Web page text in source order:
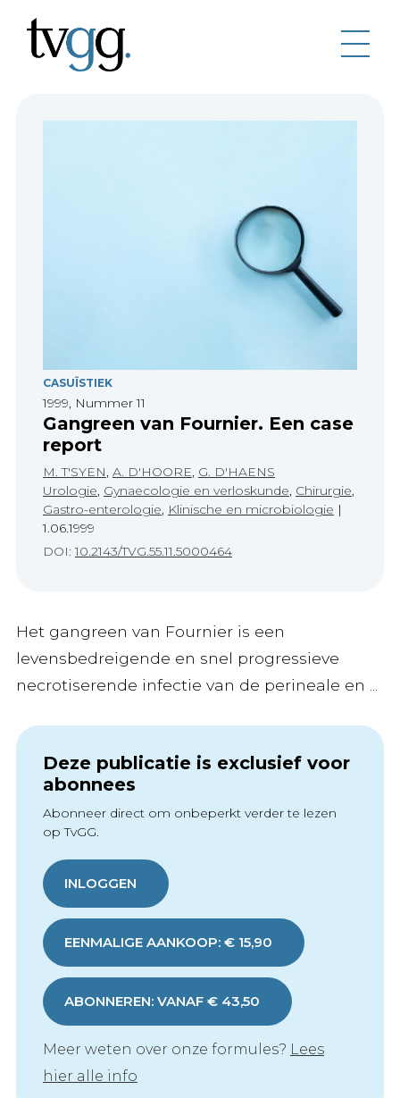
CASUÏSTIEK
1999, Nummer 11
Gangreen van Fournier. Een case
report
M. T'SYEN, A. D'HOORE, G. D'HAENS
Urologie, Gynaecologie en verloskunde, Chirurgie,
Gastro-enterologie, Klinische en microbiologie |
1.06.1999
DOI:10.2143/TVG.55.11.5000464
Het gangreen van Fournier is een
levensbedreigende en snel progressieve
necrotiserende infectie van de perineale en ...
Deze publicatie is exclusief voor
abonnees
Abonneer direct om onbeperkt verder te lezen
op TvGG.
INLOGGEN
EENMALIGE AANKOOP: € 15,90
ABONNEREN: VANAF € 43,50
Meer weten over onze formules? Lees
hier alle info